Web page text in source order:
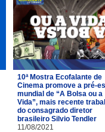
10ª Mostra Ecofalante de
Cinema promove a pré-
mundial de “A Bolsa ou a
Vida”, mais recente
do consagrado diretor
brasileiro Silvio Tendler
11/08/2021